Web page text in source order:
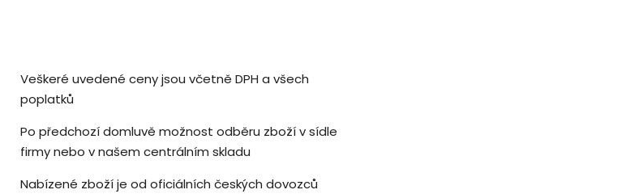
Veškeré uvedené ceny jsou včetně DPH a všech
poplatků
Po předchozí domluvě možnost odběru zboží v sídle
firmy nebo v našem centrálním skladu
Nabízené zboží je od oficiálních českých dovozců